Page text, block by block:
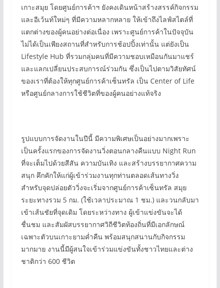
เกาะสมุย โดยศูนย์การค้าฯ ยังคงเดินหน้าสร้างสรรค์กิจกรรม
และอีเว้นท์ใหม่ๆ ที่มีความหลากหลาย ให้เข้าถึงไลฟ์สไตล์ที่
แตกต่างของผู้คนอย่างต่อเนื่อง เพราะศูนย์การค้าในปัจจุบัน
ไม่ได้เป็นเพียงสถานที่สำหรับการช้อปปิ้งเท่านั้น แต่ยังเป็น
Lifestyle Hub ที่รวมกลุ่มคนที่มีความชอบเหมือนกันมาแชร์
และแลกเปลี่ยนประสบการณ์ร่วมกัน ซึ่งเป็นไปตามวิสัยทัศน์
ของเราที่ต้องให้ทุกศูนย์การค้าเซ็นทรัล เป็น Center of Life
หรือศูนย์กลางการใช้ชีวิตที่ของผู้คนอย่างแท้จริง
รูปแบบการจัดงานในปีนี้ มีความพิเศษเป็นอย่างมากเพราะ
เป็นครั้งแรกของการจัดงานวิ่งตอนกลางคืนแบบ Night Run
ที่จะเต็มไปด้วยสีสัน ความบันเทิง และสร้างบรรยากาศความ
สนุก คึกคักให้แก่ผู้เข้าร่วมงานทุกท่านตลอดเส้นทางวิ่ง
สำหรับจุดปล่อยตัววิ่งจะเริ่มจากศูนย์การค้าเซ็นทรัล สมุย
ระยะทางรวม 5 กม. (ใช้เวลาประมาณ 1 ชม.) และวนกลับมา
เข้าเส้นชัยที่จุดเดิม โดยระหว่างทาง ผู้เข้าแข่งขันจะได้
ชื่นชม และสัมผัสบรรยากาศวิถีชีวิตท้องถิ่นที่มีเอกลักษณ์
เฉพาะตัวบนเกาะยามค่ำคืน พร้อมสนุกสนานกับกิจกรรม
มากมาย งานนี้มีผู้สนใจเข้าร่วมแข่งขันทั้งชาวไทยและต่าง
ชาติกว่า 600 ชีวิต